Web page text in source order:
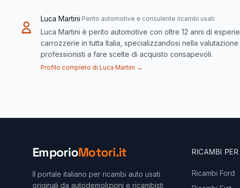
Luca Martini·Perito automotive e consulente ricambi usati
Luca Martini è perito automotive con oltre 12 anni di
carrozzerie in tutta Italia, specializzandosi nella
professionisti a fare scelte di acquisto consapevoli.
Profilo completo di Luca Martini →
EmporioMotori.it
Il portale italiano per ricambi auto usati
originali da autodemolizioni e ricambisti
RICAMBI
Ricambi Ford